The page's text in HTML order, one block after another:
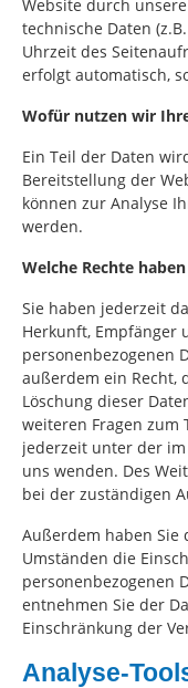
Website durch
technische Daten
Uhrzeit des
erfolgt automatisch,
Wofür nutzen wir
Ein Teil der Daten
Bereitstellung der
können zur Analyse
werden.
Welche Rechte
Sie haben jederzeit
Herkunft, Empfänger
personenbezogenen
außerdem ein Recht,
Löschung dieser
weiteren Fragen zum
jederzeit unter der
uns wenden. Des
bei der zuständigen
Außerdem haben Sie
Umständen die
personenbezogenen
entnehmen Sie der
Einschränkung der
Analyse-